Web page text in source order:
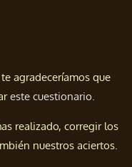
agradeceríamos que
este cuestionario.
realizado, corregir los
nuestros aciertos.